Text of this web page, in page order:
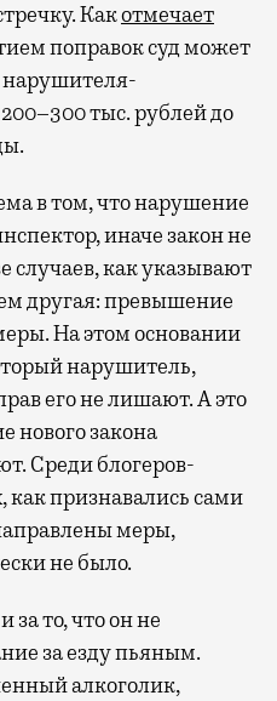
Какотмечает
поправок суд может
нарушителя-
тыс. рублей до
в том, что нарушение
иначе закон не
случаев, как указывают
другая: превышение
На этом основании
нарушитель,
его не лишают. А это
нового закона
Среди блогеров-
как признавались сами
меры,
не было.
то, что он не
за езду пьяным.
алкоголик,